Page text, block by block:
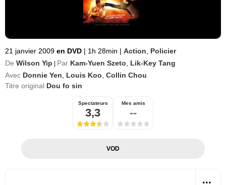
21 janvier 2009 en DVD | 1h 28min | Action
Policier
De Wilson Yip Par Kam-Yuen Szeto
Lik-Key Tang
Avec Donnie Yen Louis Koo Collin Chou
Titre original Dou fo sin
Spectateurs
3,3
Mes amis
--
VOD